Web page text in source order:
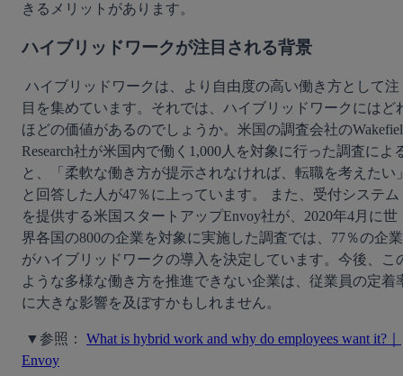
きるメリットがあります。
ハイブリッドワークが注目される背景
目を集めています。それでは、ハイブリッドワークにはど
ほどの価値があるのでしょうか。米国の調査会社の
Research社が米国内で働く1,000人を対象に行った調査によ
と、「柔軟な働き方が提示されなければ、転職を考えたい
と回答した人が47％に上っています。 また、受付システム
を提供する米国スタートアップEnvoy社が、2020年4月に世
界各国の800の企業を対象に実施した調査では、77％の企業
がハイブリッドワークの導入を決定しています。今後、こ
ような多様な働き方を推進できない企業は、従業員の定着
に大きな影響を及ぼすかもしれません。
▼参照： What is hybrid work and why do employees want it?｜
Envoy